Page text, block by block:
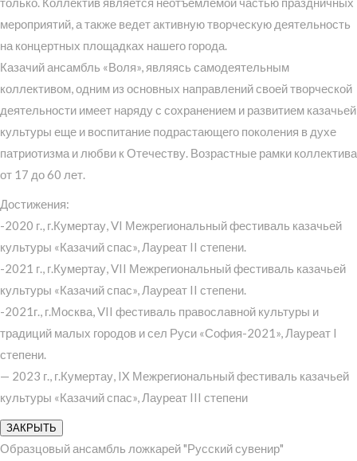
мероприятий, а также ведет активную творческую деятельность
на концертных площадках нашего города.
Казачий ансамбль «Воля», являясь самодеятельным
коллективом, одним из основных направлений своей творческой
деятельности имеет наряду с сохранением и развитием казачьей
культуры еще и воспитание подрастающего поколения в духе
патриотизма и любви к Отечеству. Возрастные рамки коллектива
от 17 до 60 лет.
Достижения:
-2020 г., г.Кумертау, VI Межрегиональный фестиваль казачьей
культуры «Казачий спас», Лауреат II степени.
-2021 г., г.Кумертау, VII Межрегиональный фестиваль казачьей
культуры «Казачий спас», Лауреат II степени.
-2021г., г.Москва, VII фестиваль православной культуры и
традиций малых городов и сел Руси «София-2021», Лауреат I
степени.
— 2023 г., г.Кумертау, IX Межрегиональный фестиваль казачьей
культуры «Казачий спас», Лауреат III степени
ЗАКРЫТЬ
Образцовый ансамбль ложкарей "Русский сувенир"